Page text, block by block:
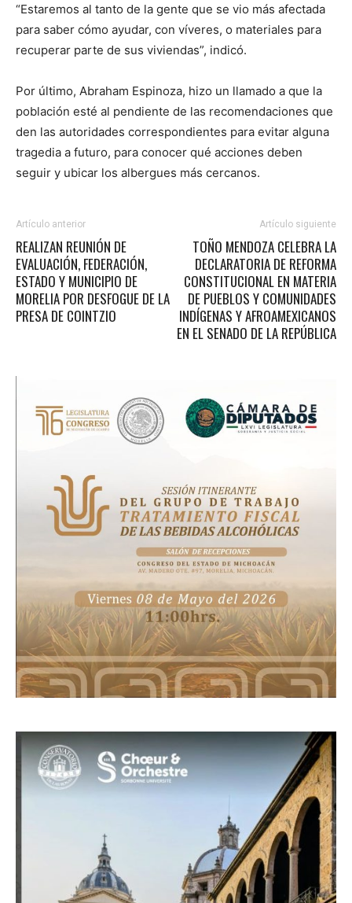
“Estaremos al tanto de la gente que se vio más afectada
para saber cómo ayudar, con víveres, o materiales para
recuperar parte de sus viviendas”, indicó.
Por último, Abraham Espinoza, hizo un llamado a que la
población esté al pendiente de las recomendaciones que
den las autoridades correspondientes para evitar alguna
tragedia a futuro, para conocer qué acciones deben
seguir y ubicar los albergues más cercanos.
Artículo anterior
REALIZAN REUNIÓN DE
EVALUACIÓN, FEDERACIÓN,
ESTADO Y MUNICIPIO DE
MORELIA POR DESFOGUE DE LA
PRESA DE COINTZIO
Artículo siguiente
TOÑO MENDOZA CELEBRA LA
DECLARATORIA DE REFORMA
CONSTITUCIONAL EN MATERIA
DE PUEBLOS Y COMUNIDADES
INDÍGENAS Y AFROAMEXICANOS
EN EL SENADO DE LA REPÚBLICA